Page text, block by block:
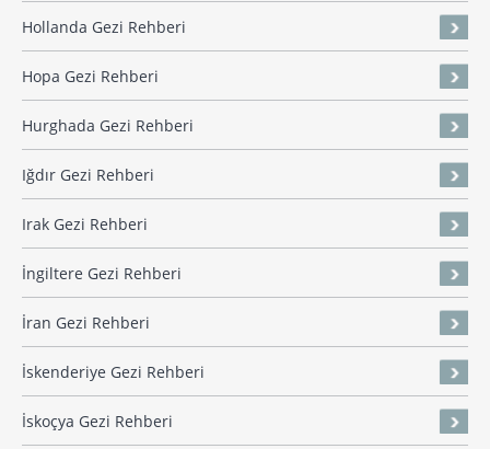
Hollanda Gezi Rehberi
Hopa Gezi Rehberi
Hurghada Gezi Rehberi
Iğdır Gezi Rehberi
Irak Gezi Rehberi
İngiltere Gezi Rehberi
İran Gezi Rehberi
İskenderiye Gezi Rehberi
İskoçya Gezi Rehberi